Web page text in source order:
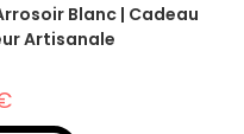
Blanc | Cadeau
Artisanale